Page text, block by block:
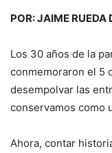
POR: JAIME RUEDA
Los 30 años de la
conmemoraron el 5
desempolvar las
conservamos como
Ahora, contar